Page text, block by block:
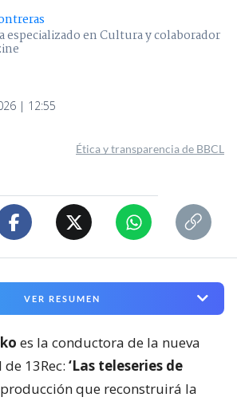
especializado en Cultura y colaborador
| 12:55
Ética y transparencia de BBCL
VER RESUMEN
es la conductora de la nueva
13Rec: ‘Las teleseries de
que reconstruirá la